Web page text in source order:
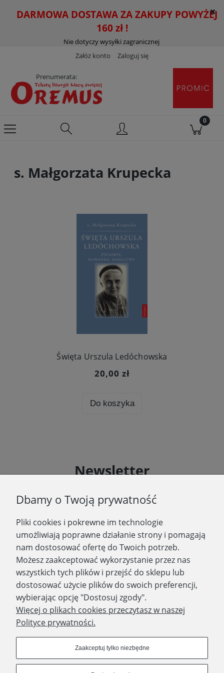
DARMOWA DOSTAWA ZA ZAKUPY POWYŻEJ
160 zł !
Nie dotyczy wysyłki zagranicznej
Załóż konto
Zaloguj się
Prenumerata:
s. Małgorzata Krupecka
Święta Urszula Ledóchowska
20,00 zł
Do koszyka
Newsletter
informacje o nowościach i promocjach.
Zapisz się
WYDAWNICTWO PROMIC
PRODUKTY
Dbamy o Twoją prywatność
Pliki cookies i pokrewne im technologie
umożliwiają poprawne działanie strony i pomagają
nam dostosować ofertę do Twoich potrzeb.
Możesz zaakceptować wykorzystanie przez nas
wszystkich tych plików i przejść do sklepu lub
dostosować użycie plików do swoich preferencji,
wybierając opcję "Dostosuj zgody".
Więcej o plikach cookies przeczytasz w naszej
Polityce prywatności.
Zaakceptuj tylko niezbędne